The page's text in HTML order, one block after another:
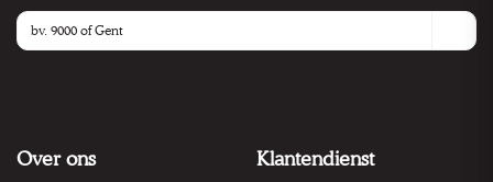
Over ons Klantendienst